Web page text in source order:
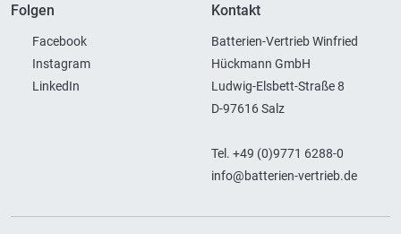
Folgen
Facebook
Instagram
LinkedIn
Kontakt
Batterien-Vertrieb Winfried
Hückmann GmbH
Ludwig-Elsbett-Straße 8
D-97616 Salz
Tel. +49 (0)9771 6288-0
info@batterien-vertrieb.de